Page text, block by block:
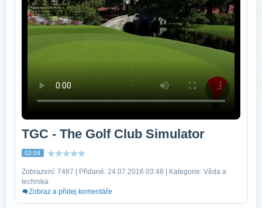
TGC - The Golf Club Simulator
02:04
Zobrazení: 7487 | Přidané: 24.07.2016 03:48 | Kategorie: Věda a
technika
Zobraz a přidej komentáře